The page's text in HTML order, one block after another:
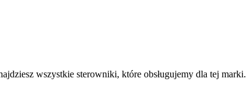
wszystkie sterowniki, które obsługujemy dla tej marki.